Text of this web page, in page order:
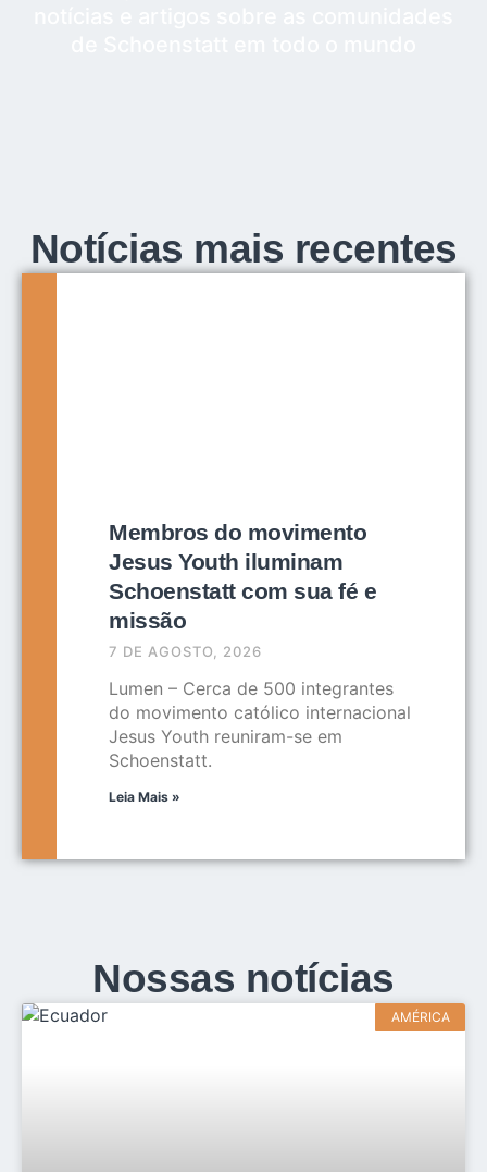
Notícias mais recentes
Membros do movimento
Jesus Youth iluminam
Schoenstatt com sua fé e
missão
7 DE AGOSTO, 2026
Lumen – Cerca de 500 integrantes
do movimento católico internacional
Jesus Youth reuniram-se em
Schoenstatt.
Leia Mais »
Nossas notícias
AMÉRICA